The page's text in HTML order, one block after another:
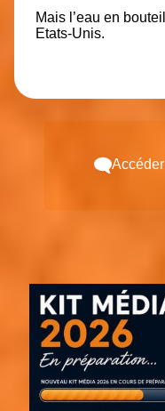
Mais l’eau en
Etats-Unis.